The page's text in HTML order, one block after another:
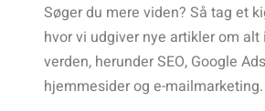
Søgerdu mere viden? Så tag et
hvorvi udgiver nye artiklerom alt i
verden, herunderSEO, Google
hjemmesiderog e-mailmarketing.